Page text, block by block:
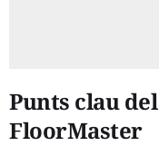
Punts clau
FloorMaster